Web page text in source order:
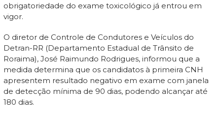
obrigatoriedade do exame toxicológico já entrou em
vigor.
O diretor de Controle de Condutores e Veículos do
Detran-RR (Departamento Estadual de Trânsito de
Roraima), José Raimundo Rodrigues, informou que a
medida determina que os candidatos à primeira CNH
apresentem resultado negativo em exame com janela
de detecção mínima de 90 dias, podendo alcançar até
180 dias.